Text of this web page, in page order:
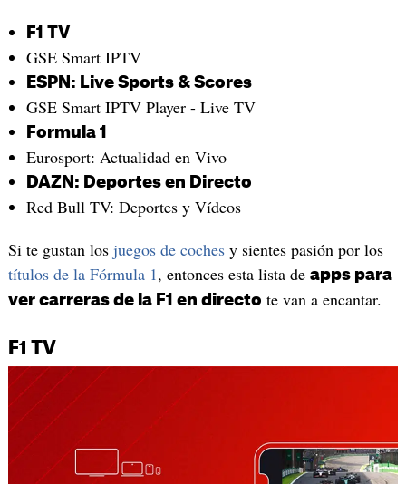
F1 TV
GSE Smart IPTV
ESPN: Live Sports & Scores
GSE Smart IPTV Player - Live TV
Formula 1
Eurosport: Actualidad en Vivo
DAZN: Deportes en Directo
Red Bull TV: Deportes y Vídeos
Si te gustan los juegos de cochesy sientes pasión por los
títulos de la Fórmula 1, entonces esta lista de apps para
ver carreras de la F1 en directo te van a encantar.
F1 TV